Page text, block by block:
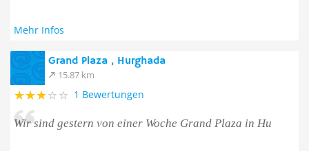
Mehr Infos
Grand Plaza , Hurghada
15.87 km
1 Bewertungen
Wir sind gestern von einer Woche Grand Plaza in Hu